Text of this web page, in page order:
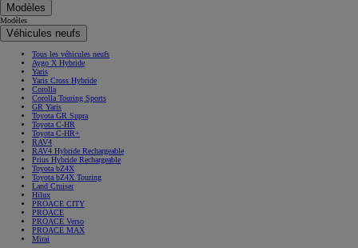
Modèles
Modèles
Véhicules neufs
Tous les véhicules neufs
Aygo X Hybride
Yaris
Yaris Cross Hybride
Corolla
Corolla Touring Sports
GR Yaris
Toyota GR Supra
Toyota C-HR
Toyota C-HR+
RAV4
RAV4 Hybride Rechargeable
Prius Hybride Rechargeable
Toyota bZ4X
Toyota bZ4X Touring
Land Cruiser
Hilux
PROACE CITY
PROACE
PROACE Verso
PROACE MAX
Mirai